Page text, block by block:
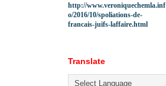
http://www.veroniquechemla.inf
o/2016/10/spoliations-de-
francais-juifs-laffaire.html
Translate